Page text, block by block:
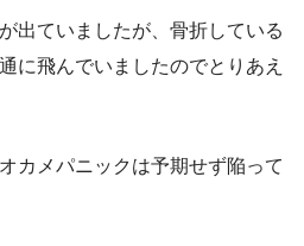
出ていましたが、骨折している
に飛んでいましたのでとりあえ
カメパニックは予期せず陥って